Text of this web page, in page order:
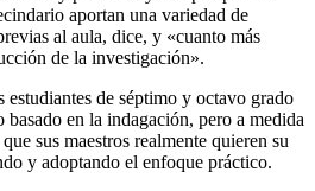
aportan una variedad de
al aula, dice, y «cuanto más
de la investigación».
de séptimo y octavo grado
basado en la indagación, pero a medida
sus maestros realmente quieren su
y adoptando el enfoque práctico.